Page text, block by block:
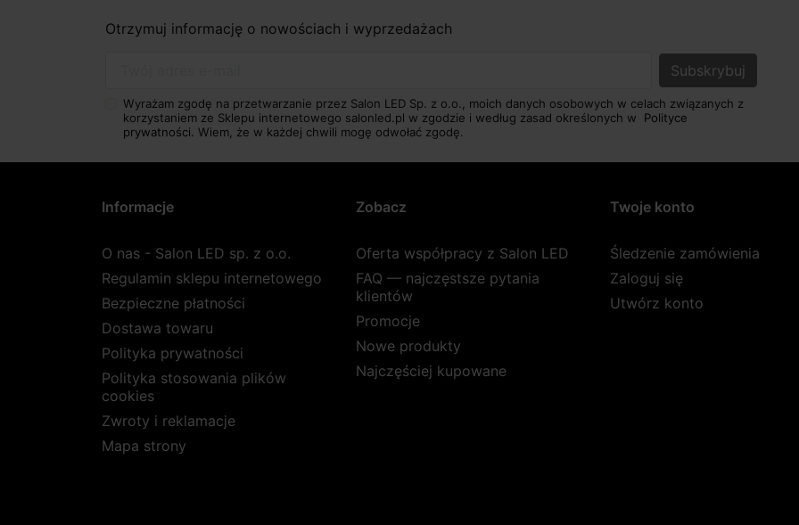
Otrzymuj informację o nowościach i wyprzedażach
Wyrażam zgodę na przetwarzanie przez Salon LED Sp. z o.o., moich danych osobowych w celach związanych z
korzystaniem ze Sklepu internetowego salonled.pl w zgodzie i według zasad określonych w Polityce
prywatności. Wiem, że w każdej chwili mogę odwołać zgodę.
Informacje
O nas - Salon LED sp. z o.o.
Regulamin sklepu internetowego
Bezpieczne płatności
Dostawa towaru
Polityka prywatności
Polityka stosowania plików
cookies
Zwroty i reklamacje
Mapa strony
Zobacz
Oferta współpracy z Salon LED
FAQ — najczęstsze pytania
klientów
Promocje
Nowe produkty
Najczęściej kupowane
Twoje konto
Śledzenie zamówienia
Zaloguj się
Utwórz konto